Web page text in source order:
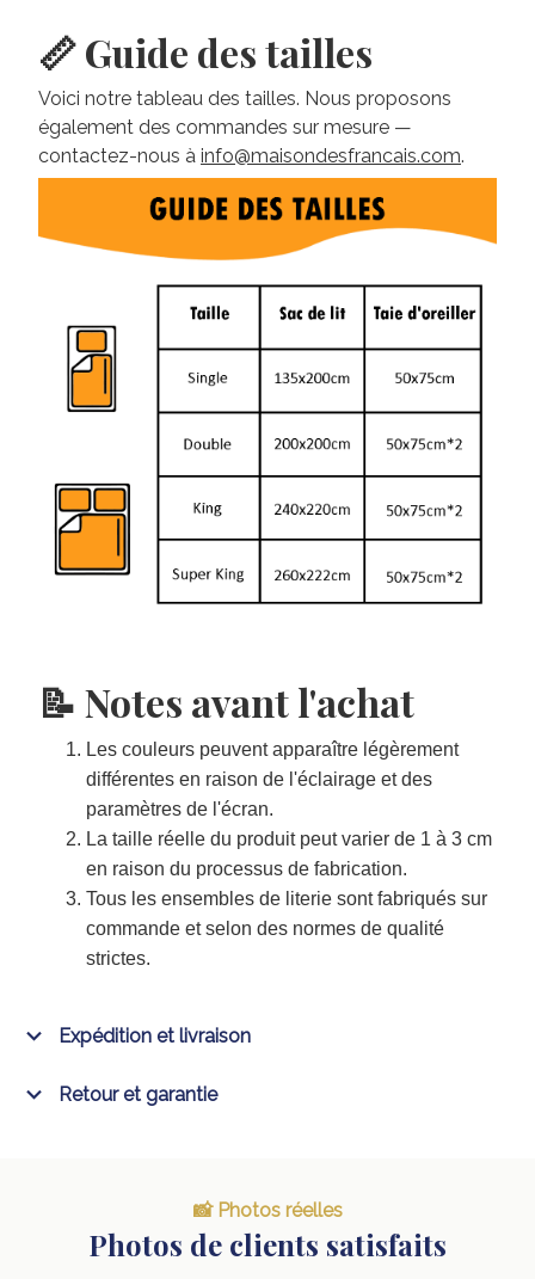
📏 Guide des tailles
Voici notre tableau des tailles. Nous proposons
également des commandes sur mesure —
contactez-nous à info@maisondesfrancais.com.
📝 Notes avant l'achat
Les couleurs peuvent apparaître légèrement
différentes en raison de l'éclairage et des
paramètres de l'écran.
La taille réelle du produit peut varier de 1 à 3 cm
en raison du processus de fabrication.
Tous les ensembles de literie sont fabriqués sur
commande et selon des normes de qualité
strictes.
Expédition et livraison
Retour et garantie
📸 Photos réelles
Photos de clients satisfaits